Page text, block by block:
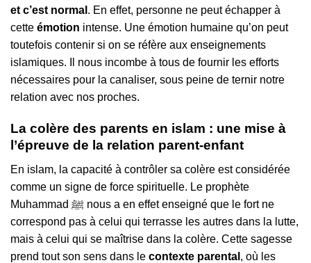
et c’est normal . En effet, personne ne peut échapper à
cette émotion intense. Une émotion humaine qu’on peut
toutefois contenir si on se réfère aux enseignements
islamiques. Il nous incombe à tous de fournir les efforts
nécessaires pour la canaliser, sous peine de ternir notre
relation avec nos proches.
La colère des parents en islam : une mise à
l’épreuve de la relation parent-enfant
En islam, la capacité à contrôler sa colère est considérée
comme un signe de force spirituelle. Le prophète
Muhammad ﷺ nous a en effet enseigné que le fort ne
correspond pas à celui qui terrasse les autres dans la lutte,
mais à celui qui se maîtrise dans la colère. Cette sagesse
prend tout son sens dans le contexte parental , où les